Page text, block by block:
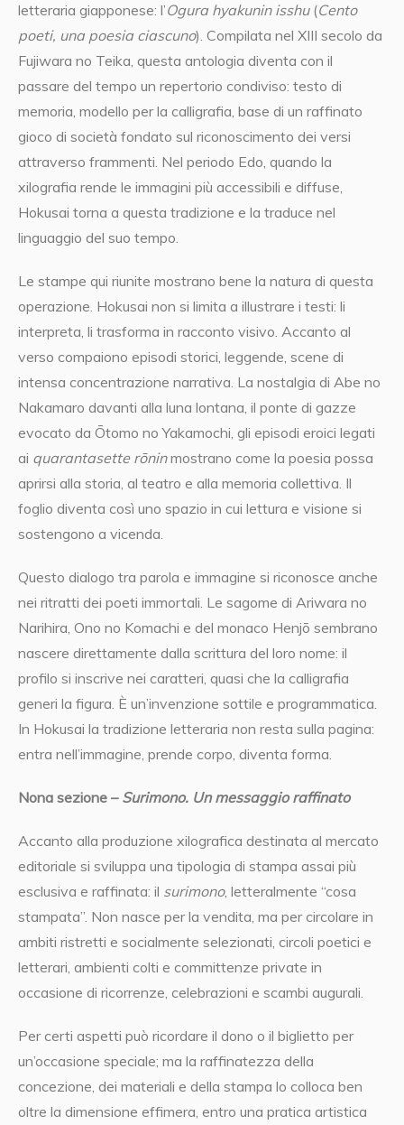
letteraria giapponese: l’Ogura hyakunin isshu(Cento
poeti, una poesia ciascuno). Compilata nel XIII secolo da
Fujiwara no Teika, questa antologia diventa con il
passare del tempo un repertorio condiviso: testo di
memoria, modello per la calligrafia, base di un raffinato
gioco di società fondato sul riconoscimento dei versi
attraverso frammenti. Nel periodo Edo, quando la
xilografia rende le immagini più accessibili e diffuse,
Hokusai torna a questa tradizione e la traduce nel
linguaggio del suo tempo.
Le stampe qui riunite mostrano bene la natura di questa
operazione. Hokusai non si limita a illustrare i testi: li
interpreta, li trasforma in racconto visivo. Accanto al
verso compaiono episodi storici, leggende, scene di
intensa concentrazione narrativa. La nostalgia di Abe no
Nakamaro davanti alla luna lontana, il ponte di gazze
evocato da Ōtomo no Yakamochi, gli episodi eroici legati
ai quarantasette rōninmostrano come la poesia possa
aprirsi alla storia, al teatro e alla memoria collettiva. Il
foglio diventa così uno spazio in cui lettura e visione si
sostengono a vicenda.
Questo dialogo tra parola e immagine si riconosce anche
nei ritratti dei poeti immortali. Le sagome di Ariwara no
Narihira, Ono no Komachi e del monaco Henjō sembrano
nascere direttamente dalla scrittura del loro nome: il
profilo si inscrive nei caratteri, quasi che la calligrafia
generi la figura. È un’invenzione sottile e programmatica.
In Hokusai la tradizione letteraria non resta sulla pagina:
entra nell’immagine, prende corpo, diventa forma.
Nona sezione – Surimono. Un messaggio raffinato
Accanto alla produzione xilografica destinata al mercato
editoriale si sviluppa una tipologia di stampa assai più
esclusiva e raffinata: il surimono, letteralmente “cosa
stampata”. Non nasce per la vendita, ma per circolare in
ambiti ristretti e socialmente selezionati, circoli poetici e
letterari, ambienti colti e committenze private in
occasione di ricorrenze, celebrazioni e scambi augurali.
Per certi aspetti può ricordare il dono o il biglietto per
un’occasione speciale; ma la raffinatezza della
concezione, dei materiali e della stampa lo colloca ben
oltre la dimensione effimera, entro una pratica artistica